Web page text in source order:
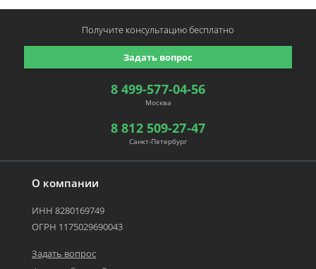
О компании
ИНН 8280169749
ОГРН 1175029690043
Задать вопрос
8 499-577-04-56
Москва
8 812 509-27-47
Санкт-Петербург
Задать вопрос
Получите консультациюбесплатно